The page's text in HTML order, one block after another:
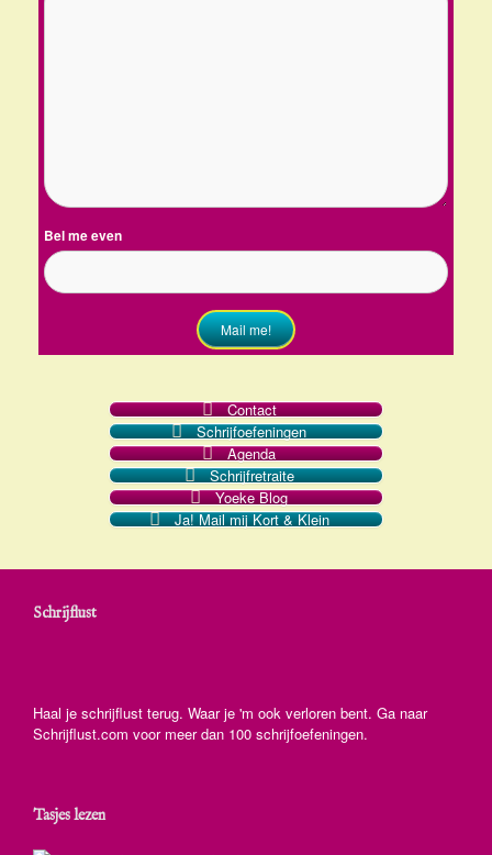
Bel me even
Mail me!
Contact
Schrijfoefeningen
Agenda
Schrijfretraite
Yoeke Blog
Ja! Mail mij Kort & Klein
Schrijflust
Haal je schrijflust terug. Waar je 'm ook verloren bent. Ga naar
Schrijflust.com voor meer dan 100 schrijfoefeningen.
Tasjes lezen